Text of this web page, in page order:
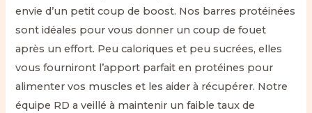
envie d’un petit coup de boost. Nos barres protéinées
sont idéales pour vous donner un coup de fouet
après un effort. Peu caloriques et peu sucrées, elles
vous fourniront l’apport parfait en protéines pour
alimenter vos muscles et les aider à récupérer. Notre
équipe RD a veillé à maintenir un faible taux de